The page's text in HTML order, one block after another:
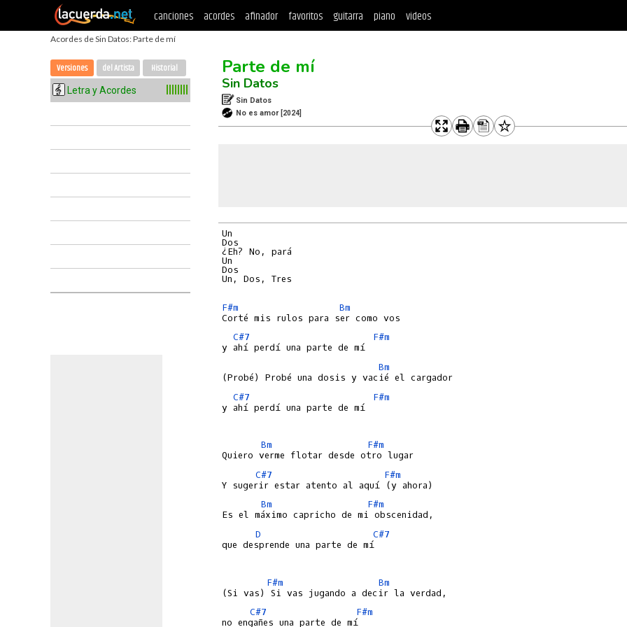
canciones acordes afinador favoritos guitarra piano videos
Acordes de Sin Datos: Parte de mí
Versiones del Artista Historial
Letra y Acordes
Parte de mí
Sin Datos
Sin Datos
No es amor [2024]
Un
Dos
¿Eh? No, pará
Un
Dos
Un, Dos, Tres
F#m
Bm
C#7
F#m
Bm
C#7
F#m
y ahí perdí una parte de mí
Bm
F#m
C#7
F#m
Bm
F#m
D
C#7
que desprende una parte de mí
F#m
Bm
C#7
F#m